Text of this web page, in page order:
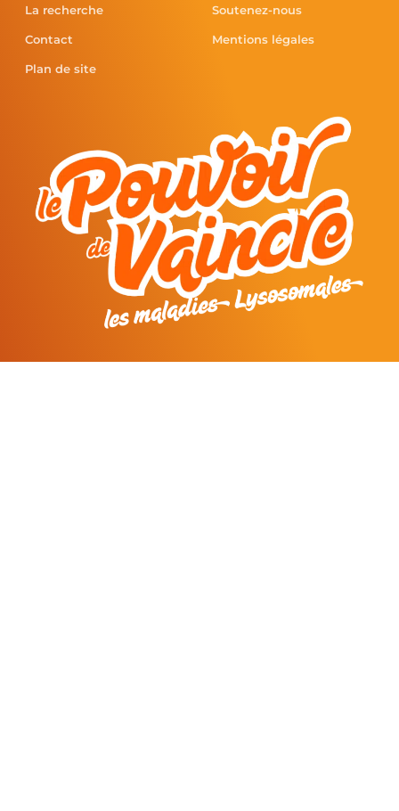
La recherche
Contact
Plan de site
Soutenez-nous
Mentions légales